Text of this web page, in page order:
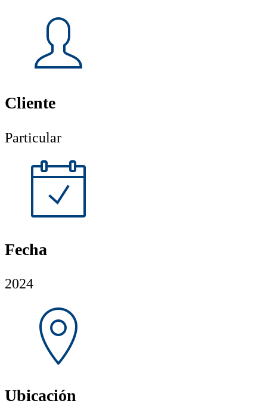
Cliente
Particular
Fecha
2024
Ubicación